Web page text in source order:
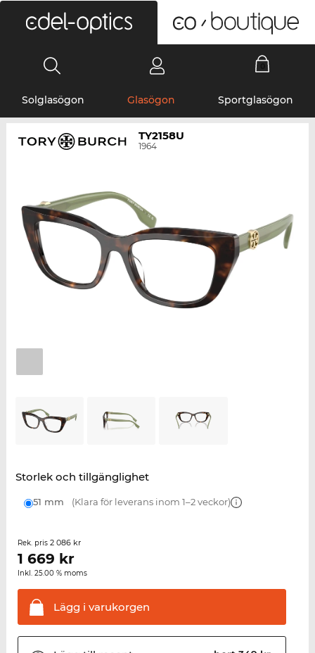
Solglasögon Glasögon Sportglasögon
TY2158U
1964
Storlek och tillgänglighet
51 mm (Klara för leverans inom 1–2 veckor)
Rek. pris 2 086 kr
1 669 kr
Inkl. 25.00 % moms
Lägg i varukorgen